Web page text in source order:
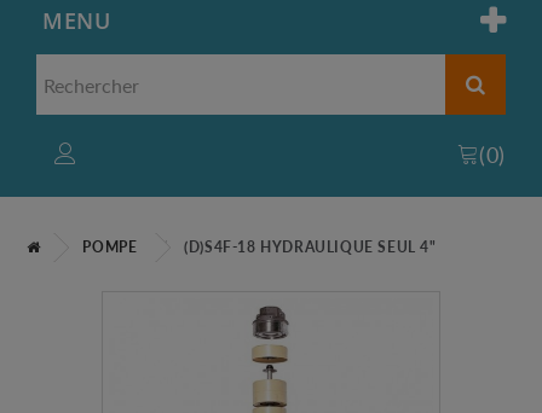
MENU
(0)
POMPE (D)S4F-18 HYDRAULIQUE SEUL 4"